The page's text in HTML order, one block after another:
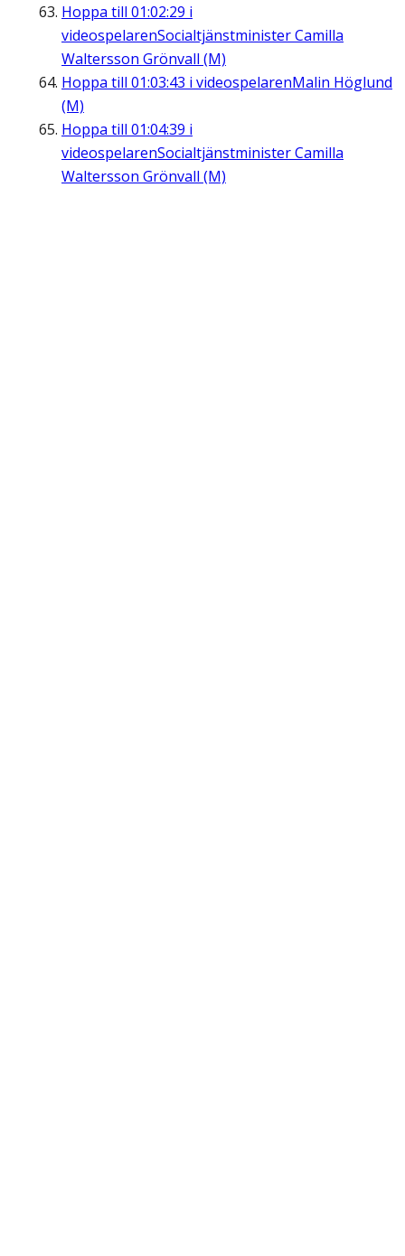
Hoppa till 01:02:29 i
videospelarenSocialtjänstminister Camilla
Waltersson Grönvall (M)
Hoppa till 01:03:43 i videospelarenMalin Höglund
(M)
Hoppa till 01:04:39 i
videospelarenSocialtjänstminister Camilla
Waltersson Grönvall (M)